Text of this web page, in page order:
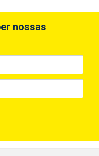
nossas